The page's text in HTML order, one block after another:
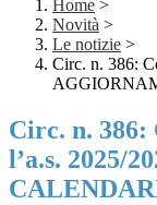
Home >
Novità >
Le notizie >
Circ. n. 386:
Circ. n. 386:
l’a.s. 2025/